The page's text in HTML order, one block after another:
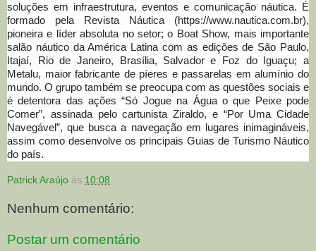
soluções em infraestrutura, eventos e comunicação náutica. É
formado pela Revista Náutica (https://www.nautica.com.br),
pioneira e líder absoluta no setor; o Boat Show, mais importante
salão náutico da América Latina com as edições de São Paulo,
Itajaí, Rio de Janeiro, Brasília, Salvador e Foz do Iguaçu; a
Metalu, maior fabricante de píeres e passarelas em alumínio do
mundo. O grupo também se preocupa com as questões sociais e
é detentora das ações “Só Jogue na Água o que Peixe pode
Comer”, assinada pelo cartunista Ziraldo, e “Por Uma Cidade
Navegável”, que busca a navegação em lugares inimagináveis,
assim como desenvolve os principais Guias de Turismo Náutico
do país.
Patrick Araújo às 10:08
Nenhum comentário:
Postar um comentário